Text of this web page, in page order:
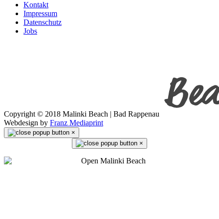
Kontakt
Impressum
Datenschutz
Jobs
Copyright © 2018 Malinki Beach | Bad Rappenau
Webdesign by Franz Mediaprint
×
×